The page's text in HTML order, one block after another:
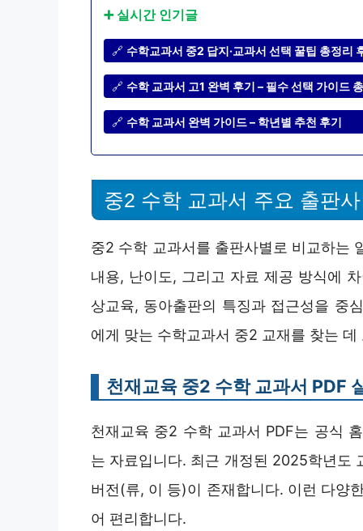
➕ 실시간 인기글
🔗 수학교과서 중2 답지·교과서 선택 꿀팁 총정리
🔗 수학 교과서 고1 완벽 후기 – 필수 선택 가이드
🔗 수학 교과서 완벽 가이드 – 학년별 추천 후기
중2 수학 교과서 주요 출판
중2 수학 교과서를 출판사별로 비교하는
내용, 난이도, 그리고 자료 제공 방식에
상교육, 동아출판의 특징과 접근성을 중
에게 맞는 수학교과서 중2 교재를 찾는
천재교육 중2 수학 교과서 PDF
천재교육 중2 수학 교과서 PDF는 공식
는 자료입니다. 최근 개정된 2025학년도
버전(류, 이 등)이 존재합니다. 이런 다양
어 편리합니다.